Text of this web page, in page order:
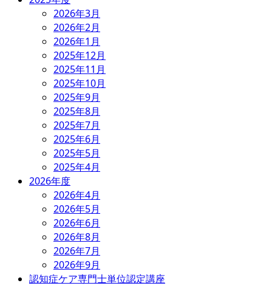
2026年3月
2026年2月
2026年1月
2025年12月
2025年11月
2025年10月
2025年9月
2025年8月
2025年7月
2025年6月
2025年5月
2025年4月
2026年度
2026年4月
2026年5月
2026年6月
2026年8月
2026年7月
2026年9月
認知症ケア専門士単位認定講座